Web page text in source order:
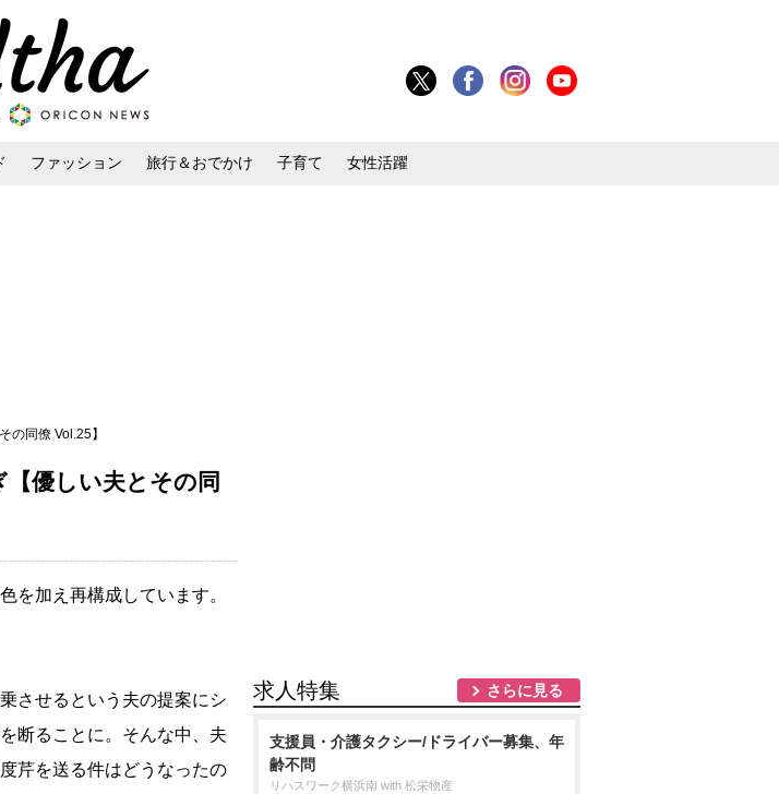
ファッション 旅行＆おでかけ 子育て 女性活躍
の同僚 Vol.25】
優しい夫とその同
を加え再構成しています。
させるという夫の提案にシ
断ることに。そんな中、夫
芹を送る件はどうなったの
求人特集 さらに見る
支援員・介護タクシー/ドライバー募集、年
齢不問
リハスワーク横浜南 with 松栄物産